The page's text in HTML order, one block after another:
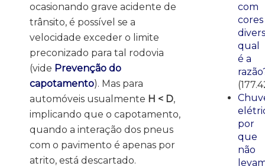
ocasionando grave acidente de
trânsito, é possível se a
velocidade exceder o limite
preconizado para tal rodovia
(vide Prevenção do
capotamento). Mas para
automóveis usualmente H < D,
implicando que o capotamento,
quando a interação dos pneus
com o pavimento é apenas por
atrito, está descartado.
com
cores
qual
é a
por
que
não